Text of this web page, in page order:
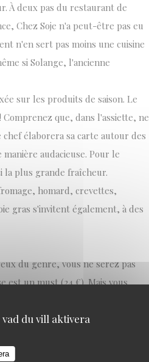
du vill aktivera
À deux pas du restaurant de
Chez Soje n'a peut-être pas eu
n'en sert pas moins une cuisine
si Solange, l'ancienne
sur les produits de saison. Le
que, dans l'assiette, ne
élaborera sa carte autour des
audacieuse. Pour le
la plus grande fraîcheur.
homard, crevettes,
gras s'invitent également, à des
du genre, vous ne serez pas
est un must (24 €). Mais vous
parfaitement étudié (35 €) qui